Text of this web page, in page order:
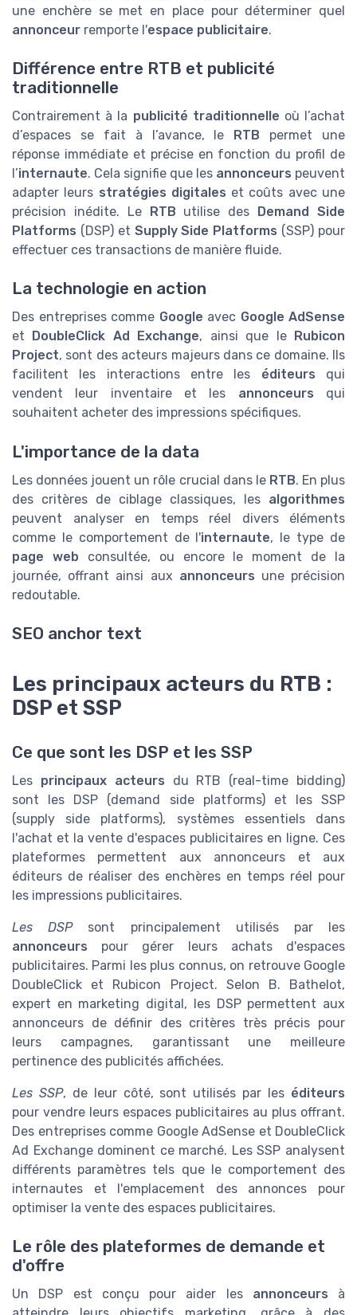
une enchère se met en place pour déterminer quel
annonceur remporte l'espace publicitaire.
Différence entre RTB et publicité
traditionnelle
Contrairement à la publicité traditionnelle où l’achat
d’espaces se fait à l’avance, le RTB permet une
réponse immédiate et précise en fonction du profil de
l’internaute. Cela signifie que les annonceurs peuvent
adapter leurs stratégies digitales et coûts avec une
précision inédite. Le RTB utilise des Demand Side
Platforms (DSP) et Supply Side Platforms (SSP) pour
effectuer ces transactions de manière fluide.
La technologie en action
Des entreprises comme Google avec Google AdSense
et
DoubleClick Ad Exchange, ainsi que le
Rubicon
Project, sont des acteurs majeurs dans ce domaine. Ils
facilitent les interactions entre les éditeurs qui
vendent leur inventaire et les annonceurs qui
souhaitent acheter des impressions spécifiques.
L'importance de la data
Les données jouent un rôle crucial dans le RTB. En plus
des critères de ciblage classiques, les algorithmes
peuvent analyser en temps réel divers éléments
comme le comportement de l'internaute, le type de
page web consultée, ou encore le moment de la
journée, offrant ainsi aux annonceurs une précision
redoutable.
SEO anchor text
Les principaux acteurs du RTB :
DSP et SSP
Ce que sont les DSP et les SSP
Les principaux acteurs du RTB (real-time bidding)
sont les DSP (demand side platforms) et les SSP
(supply side platforms), systèmes essentiels dans
l'achat et la vente d'espaces publicitaires en ligne. Ces
plateformes permettent aux annonceurs et aux
éditeurs de réaliser des enchères en temps réel pour
les impressions publicitaires.
Les DSPsont principalement utilisés par les
annonceurs pour gérer leurs achats d'espaces
publicitaires. Parmi les plus connus, on retrouve Google
DoubleClick et Rubicon Project. Selon B. Bathelot,
expert en marketing digital, les DSP permettent aux
annonceurs de définir des critères très précis pour
leurs campagnes, garantissant une meilleure
pertinence des publicités affichées.
Les SSP, de leur côté, sont utilisés par les éditeurs
pour vendre leurs espaces publicitaires au plus offrant.
Des entreprises comme Google AdSense et DoubleClick
Ad Exchange dominent ce marché. Les SSP analysent
différents paramètres tels que le comportement des
internautes et l'emplacement des annonces pour
optimiser la vente des espaces publicitaires.
Le rôle des plateformes de demande et
d'offre
Un DSP est conçu pour aider les annonceurs à